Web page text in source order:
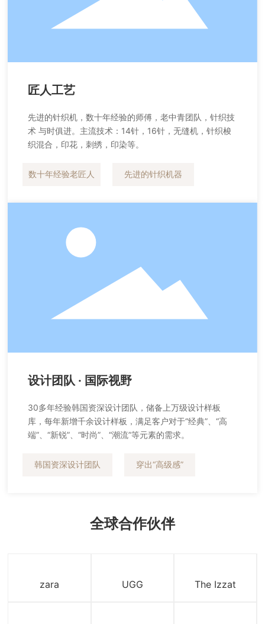
匠人工艺
先进的针织机，数十年经验的师傅，老中青团队，针织技
术 与时俱进。主流技术：14针，16针，无缝机，针织梭
织混合，印花，刺绣，印染等。
数十年经验老匠人 先进的针织机器
设计团队 · 国际视野
30多年经验韩国资深设计团队，储备上万级设计样板
库，每年新增千余设计样板，满足客户对于“经典”、“高
端”、“新锐”、“时尚”、“潮流”等元素的需求。
韩国资深设计团队 穿出“高级感”
全球合作伙伴
zara UGG The Izzat